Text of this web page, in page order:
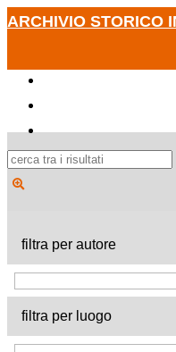
ARCHIVIO STORICO
filtra per autore
filtra per luogo